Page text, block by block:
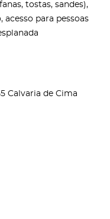
tostas, sandes),
para pessoas
Calvaria de Cima